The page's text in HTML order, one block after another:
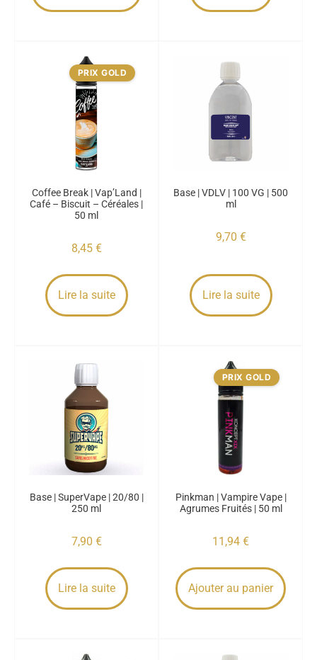
PRIX GOLD
Coffee Break | Vap’Land |
Café – Biscuit – Céréales |
50 ml
8,45 €
Lire la suite
Base | VDLV | 100 VG | 500
ml
9,70 €
Lire la suite
Base | SuperVape | 20/80 |
250 ml
7,90 €
Lire la suite
PRIX GOLD
Pinkman | Vampire Vape |
Agrumes Fruités | 50 ml
11,94 €
Ajouter au panier